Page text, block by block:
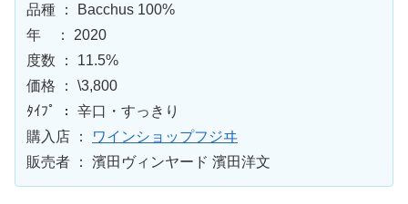
品種 ： Bacchus 100%
年 ： 2020
度数 ： 11.5%
価格 ： \3,800
ﾀｲﾌﾟ ： 辛口・すっきり
購入店 ：
ワインショップフジヰ
販売者 ： 濱田ヴィンヤード 濱田洋文